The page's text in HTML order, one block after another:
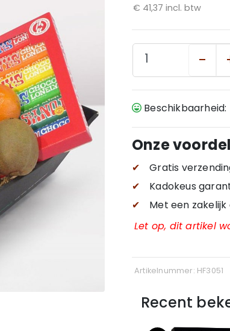
€ 41,37 incl. btw
-
Onze
✔ Gratis
✔
Kadokeus
✔
Met een
Let op, dit artikel
Artikelnummer: HF3051
Recent